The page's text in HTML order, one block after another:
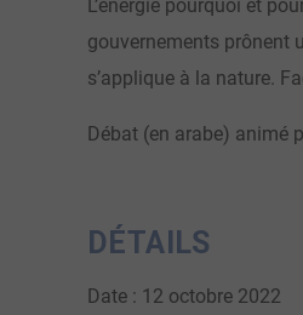
L’énergie pourquoi et
gouvernements prônent
s’applique à la nature.
Débat (en arabe) animé
DÉTAILS
Date : 12 octobre 2022